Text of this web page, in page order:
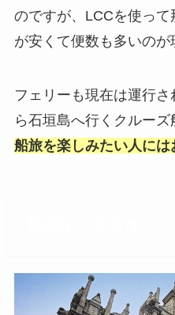
のですが、LCCを使っ
が安くて便数も多いのが
フェリーも現在は運行
ら石垣島へ行くクルーズ
船旅を楽しみたい人には